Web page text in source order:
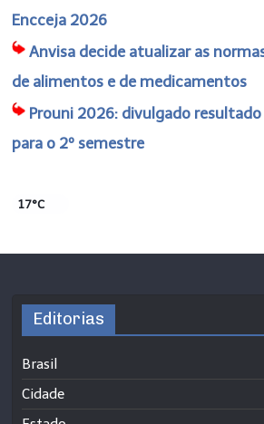
Encceja 2026
Anvisa decide atualizar as
de alimentos e de medicamentos
Prouni 2026: divulgado
para o 2º semestre
17°C
Editorias
Brasil
Cidade